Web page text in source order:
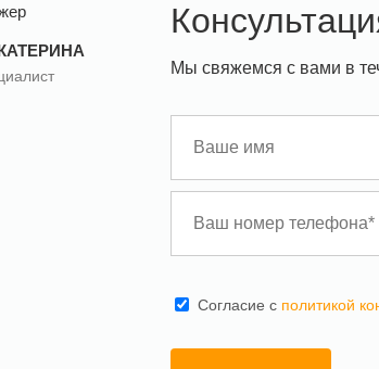
Мы свяжемся с вами в
Cогласие с политикой